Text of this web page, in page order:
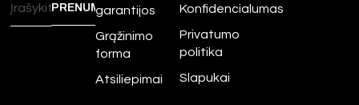
garantijos
Grąžinimo
forma
Atsiliepimai
Konfidencialumas
Privatumo
politika
Slapukai